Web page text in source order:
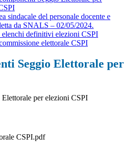
sindacale del personale docente e
da SNALS – 02/05/2024.
elenchi definitivi elezioni CSPI
elettorale CSPI
Seggio Elettorale per
per elezioni CSPI
CSPI.pdf